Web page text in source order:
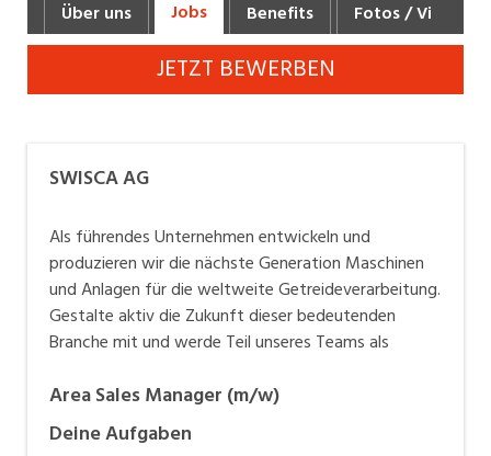
Industrie, Maschinenbau, Anlagenbau,
Produktion
Informatik, Telekommunikation
Körperpflege, Wellness
Marketing, Kommunikation, Medien, Druck
Mechanik, Elektronik, Optik, Textil (Fertigung)
Medizin, Gesundheitswesen, Pflege
Aussendienst
Sicherheit, Rettung, Polizei, Zoll
Über uns Jobs Benefits Fotos / Videos
JETZT BEWERBEN
SWISCA AG
Als führendes Unternehmen entwickeln und
produzieren wir die nächste Generation Maschinen
und Anlagen für die weltweite Getreideverarbeitung.
Gestalte aktiv die Zukunft dieser bedeutenden
Branche mit und werde Teil unseres Teams als
Area Sales Manager (m/w)
Deine Aufgaben